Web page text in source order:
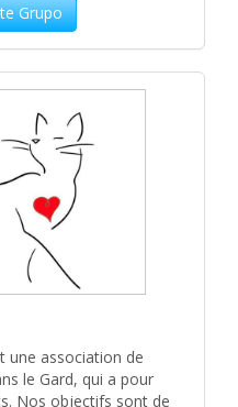
Grupo
une association de
le Gard, qui a pour
Nos objectifs sont de